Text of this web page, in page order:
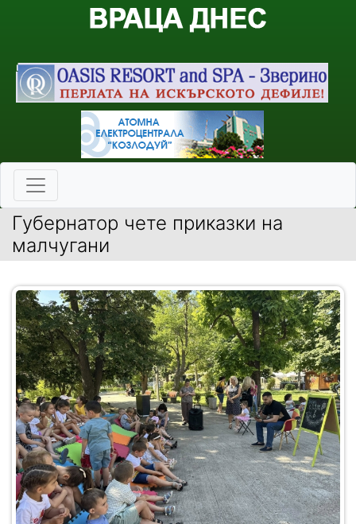
Губернатор чете приказки на
малчугани